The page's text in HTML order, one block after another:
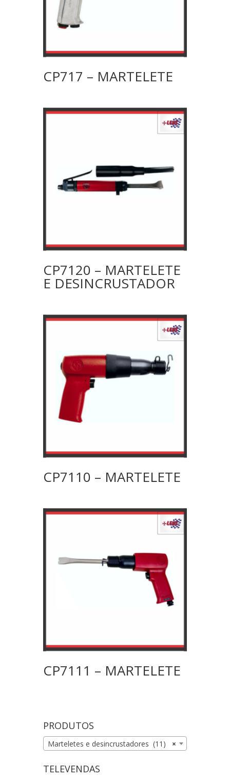
CP717 – MARTELETE
CP7120 – MARTELETE
E DESINCRUSTADOR
CP7110 – MARTELETE
CP7111 – MARTELETE
PRODUTOS
×
Marteletes e desincrustadores (11)
TELEVENDAS